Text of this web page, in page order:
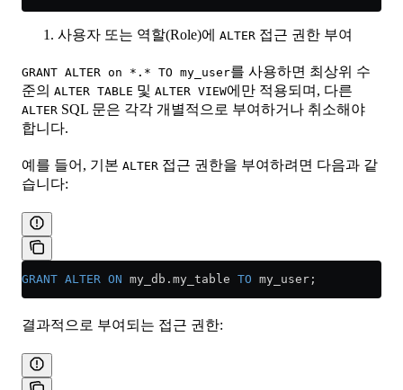
사용자 또는 역할(Role)에 ALTER 접근 권한 부여
GRANT ALTER on *.* TO my_user를 사용하면 최상위 수
준의 ALTER TABLE 및 ALTER VIEW에만 적용되며, 다른
ALTER SQL 문은 각각 개별적으로 부여하거나 취소해야
합니다.
예를 들어, 기본 ALTER 접근 권한을 부여하려면 다음과 같
습니다:
GRANT ALTER ON my_db . my_table TO my_user;
결과적으로 부여되는 접근 권한: